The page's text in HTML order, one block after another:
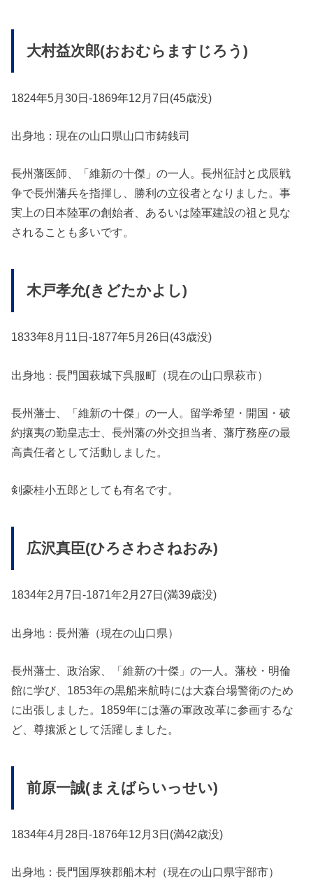
大村益次郎(おおむらますじろう)
1824年5月30日-1869年12月7日(45歳没)
出身地：現在の山口県山口市鋳銭司
長州藩医師、「維新の十傑」の一人。長州征討と戊辰戦
争で長州藩兵を指揮し、勝利の立役者となりました。事
実上の日本陸軍の創始者、あるいは陸軍建設の祖と見な
されることも多いです。
木戸孝允(きどたかよし)
1833年8月11日-1877年5月26日(43歳没)
出身地：長門国萩城下呉服町（現在の山口県萩市）
長州藩士、「維新の十傑」の一人。留学希望・開国・破
約攘夷の勤皇志士、長州藩の外交担当者、藩庁務座の最
高責任者として活動しました。
剣豪桂小五郎としても有名です。
広沢真臣(ひろさわさねおみ)
1834年2月7日-1871年2月27日(満39歳没)
出身地：長州藩（現在の山口県）
長州藩士、政治家、「維新の十傑」の一人。藩校・明倫
館に学び、1853年の黒船来航時には大森台場警衛のため
に出張しました。1859年には藩の軍政改革に参画するな
ど、尊攘派として活躍しました。
前原一誠(まえばらいっせい)
1834年4月28日-1876年12月3日(満42歳没)
出身地：長門国厚狭郡船木村（現在の山口県宇部市）